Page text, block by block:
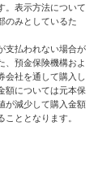
。表示方法について
のみとしているた
支払われない場合が
、預金保険機構およ
会社を通して購入し
額については元本保
が減少して購入金額
ととなります。